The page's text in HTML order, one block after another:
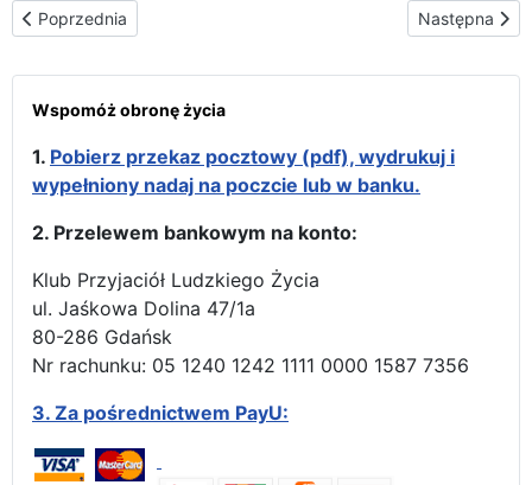
Poprzednia strona: Wezwanie Przeora Jasnej Góry - 26.09.2014
Poprzednia Następna
Następna
Wspomóż obronę życia
1. Pobierz przekaz pocztowy (pdf), wydrukuj i
wypełniony nadaj na poczcie lub w banku.
2. Przelewem bankowym na konto:
Klub Przyjaciół Ludzkiego Życia
ul. Jaśkowa Dolina 47/1a
80-286 Gdańsk
Nr rachunku: 05 1240 1242 1111 0000 1587 7356
3. Za pośrednictwem PayU: